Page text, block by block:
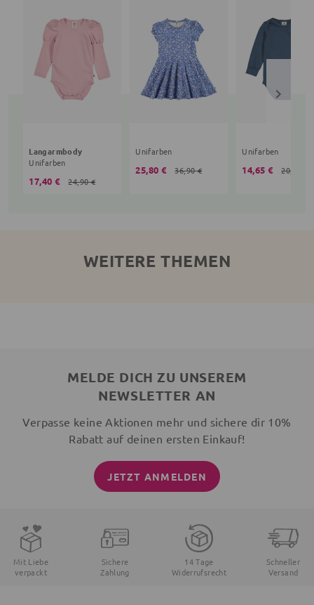
Langarmbody
Unifarben
17,40 € 24,90 €
Unifarben
25,80 € 36,90 €
Unifarben
14,65 € 20,90 €
WEITERE THEMEN
MELDE DICH ZU UNSEREM
NEWSLETTER AN
Verpasse keine Aktionen mehr und sichere dir 10%
Rabatt auf deinen ersten Einkauf!
JETZT ANMELDEN
Mit Liebe
verpackt
Sichere
Zahlung
14 Tage
Widerrufsrecht
Schneller
Versand